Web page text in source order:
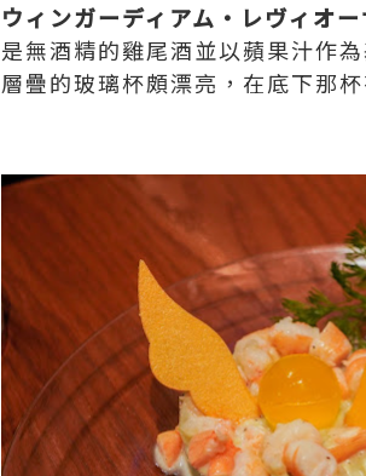
ウィンガーディアム・レヴィオー
是無酒精的雞尾酒並以蘋果汁作
層疊的玻璃杯頗漂亮，在底下那